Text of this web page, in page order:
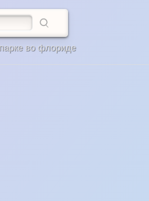
во флориде